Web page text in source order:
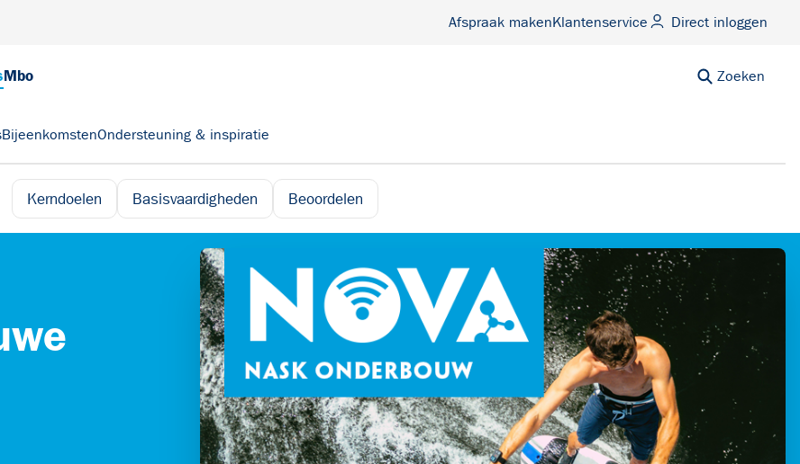
Afspraak makenKlantenservice Direct inloggen
Mbo Zoeken
BijeenkomstenOndersteuning & inspiratie
Kerndoelen Basisvaardigheden Beoordelen